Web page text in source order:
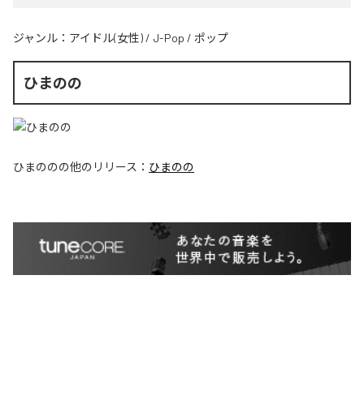
ジャンル： アイドル(女性) / J-Pop / ポップ
ひまのの
ひまののの他のリリース： ひまのの